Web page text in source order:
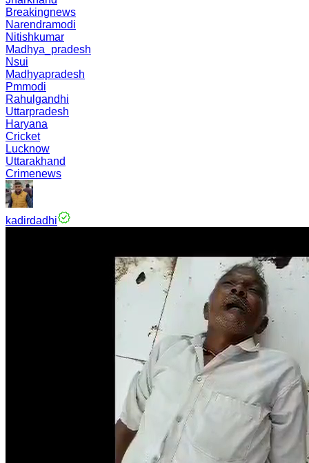
Breakingnews
Narendramodi
Nitishkumar
Madhya_pradesh
Nsui
Madhyapradesh
Pmmodi
Rahulgandhi
Uttarpradesh
Haryana
Cricket
Lucknow
Uttarakhand
Crimenews
kadirdadhi